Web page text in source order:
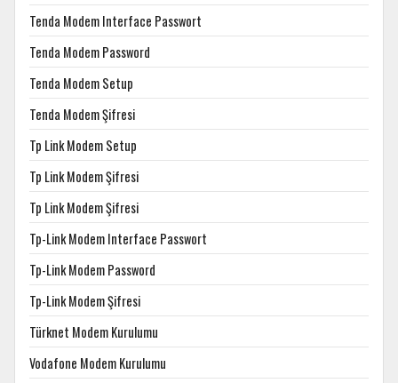
Tenda Modem Interface Passwort
Tenda Modem Password
Tenda Modem Setup
Tenda Modem Şifresi
Tp Link Modem Setup
Tp Link Modem Şifresi
Tp Link Modem Şifresi
Tp-Link Modem Interface Passwort
Tp-Link Modem Password
Tp-Link Modem Şifresi
Türknet Modem Kurulumu
Vodafone Modem Kurulumu